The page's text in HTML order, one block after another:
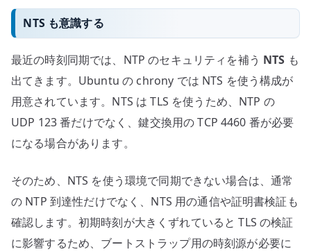
NTS も意識する
最近の時刻同期では、NTP のセキュリティを補う NTS も
出てきます。Ubuntu の chrony では NTS を使う構成が
用意されています。NTS は TLS を使うため、NTP の
UDP 123 番だけでなく、鍵交換用の TCP 4460 番が必要
になる場合があります。
そのため、NTS を使う環境で同期できない場合は、通常
の NTP 到達性だけでなく、NTS 用の通信や証明書検証も
確認します。初期時刻が大きくずれていると TLS の検証
に影響するため、ブートストラップ用の時刻源が必要に